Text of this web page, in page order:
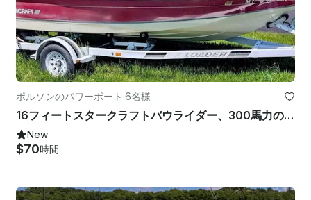
ポルソンのパワーボート ·6名様
16フィートスタークラフトバウライダー、300馬力のMerCruiserエンジン搭載
New
$70時間